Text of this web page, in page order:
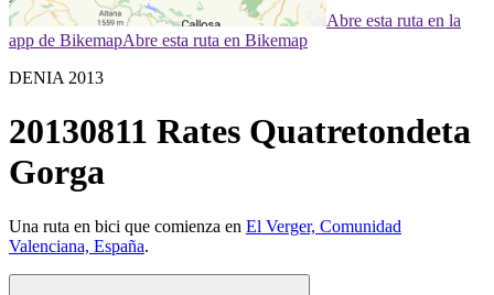
Abre esta ruta en la
app de BikemapAbre esta ruta en Bikemap
DENIA 2013
20130811 Rates Quatretondeta
Gorga
Una ruta en bici que comienza en El Verger, Comunidad
Valenciana, España.